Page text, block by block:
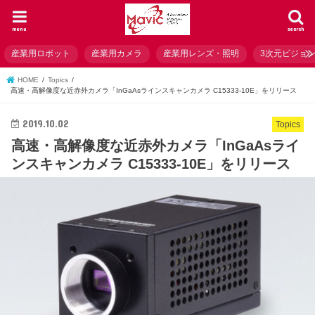
search
menu
産業用ロボット 産業用カメラ 産業用レンズ・照明 3次元ビジョ
HOME
Topics
高速・高解像度な近赤外カメラ「InGaAsラインスキャンカメラ C15333-10E」をリリース
Topics
2019.10.02
高速・高解像度な近赤外カメラ「InGaAsライ
ンスキャンカメラ C15333-10E」をリリース